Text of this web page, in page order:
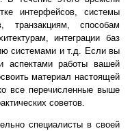
интерфейсов, системы
транзакциям, способам
интеграции баз
системами и т.д. Если вы
аспектами работы вашей
материал настоящей
все перечисленные выше
советов.
специалисты в своей